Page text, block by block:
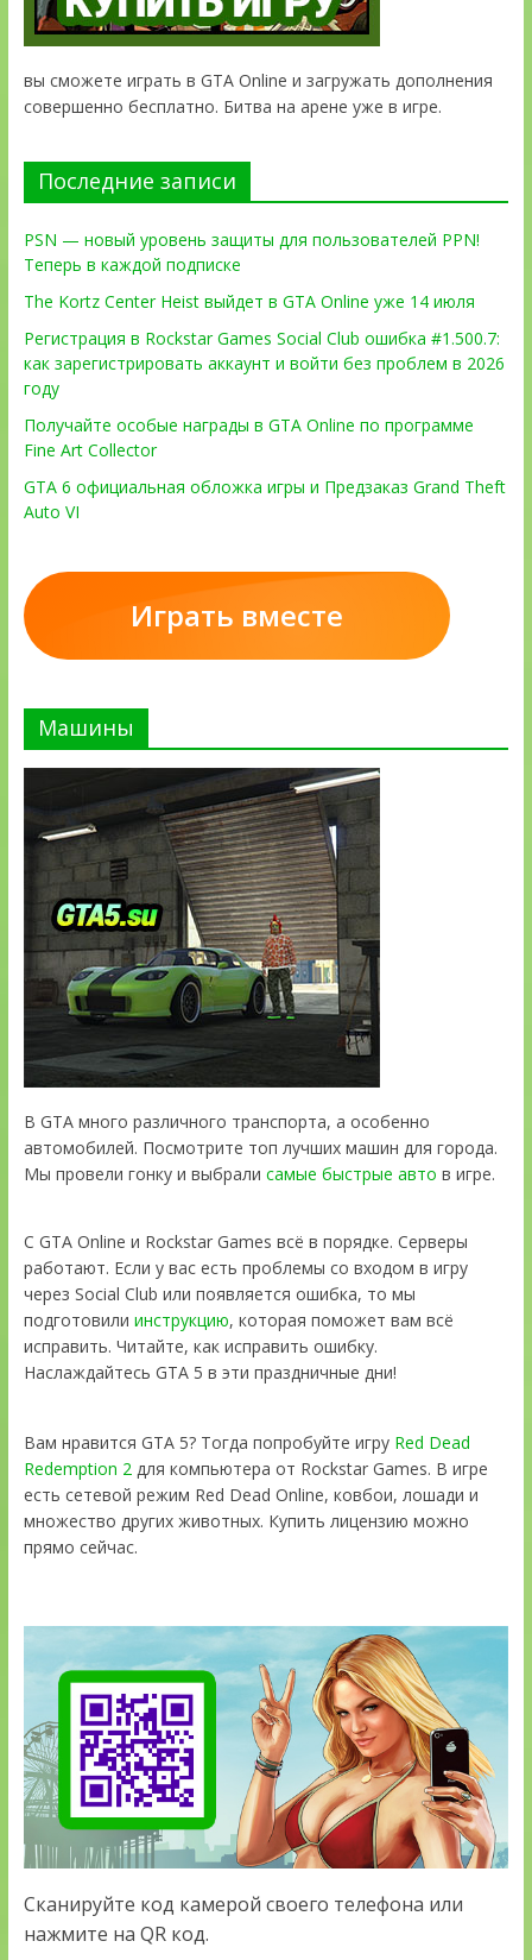
вы сможете играть в GTA Online и загружать дополнения
совершенно бесплатно. Битва на арене уже в игре.
Последние записи
PSN — новый уровень защиты для пользователей PPN!
Теперь в каждой подписке
The Kortz Center Heist выйдет в GTA Online уже 14 июля
Регистрация в Rockstar Games Social Club ошибка #1.500.7:
как зарегистрировать аккаунт и войти без проблем в 2026
году
Получайте особые награды в GTA Online по программе
Fine Art Collector
GTA 6 официальная обложка игры и Предзаказ Grand Theft
Auto VI
Играть вместе
Машины
В GTA много различного транспорта, а особенно
автомобилей. Посмотрите топ лучших машин для города.
Мы провели гонку и выбрали самые быстрые авто в игре.
С GTA Online и Rockstar Games всё в порядке. Серверы
работают. Если у вас есть проблемы со входом в игру
через Social Club или появляется ошибка, то мы
подготовили инструкцию, которая поможет вам всё
исправить. Читайте, как исправить ошибку.
Наслаждайтесь GTA 5 в эти праздничные дни!
Вам нравится GTA 5? Тогда попробуйте игру Red Dead
Redemption 2для компьютера от Rockstar Games. В игре
есть сетевой режим Red Dead Online, ковбои, лошади и
множество других животных. Купить лицензию можно
прямо сейчас.
Сканируйте код камерой своего телефона или
нажмите на QR код.